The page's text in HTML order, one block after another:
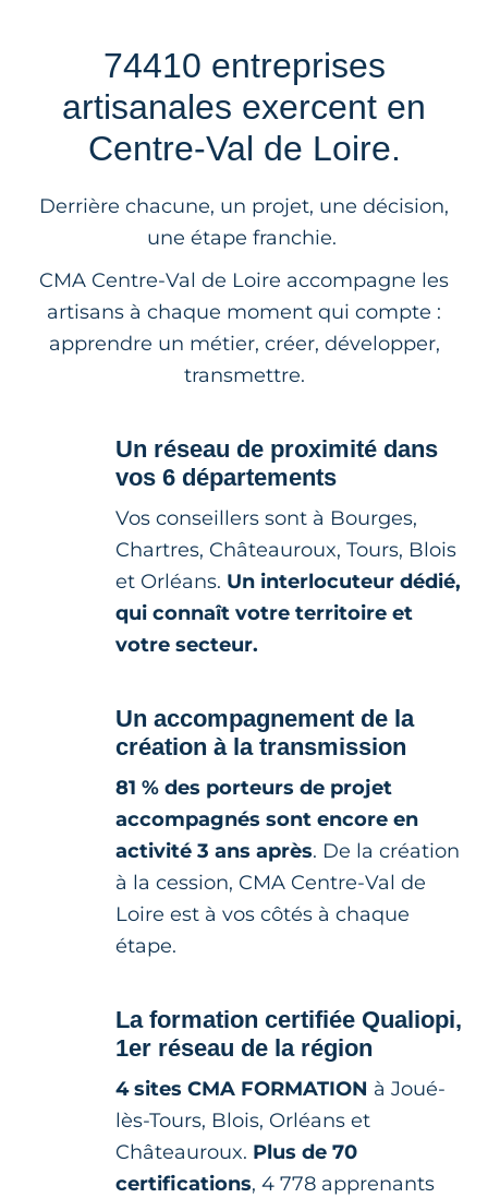
74410 entreprises
artisanales exercent en
Centre-Val de Loire.
Derrière chacune, un projet, une décision,
une étape franchie.
CMA Centre-Val de Loire accompagne les
artisans à chaque moment qui compte :
apprendre un métier, créer, développer,
transmettre.
Un réseau de proximité dans
vos 6 départements
Vos conseillers sont à Bourges,
Chartres, Châteauroux, Tours, Blois
et Orléans. Un interlocuteur dédié,
qui connaît votre territoire et
votre secteur.
Un accompagnement de la
création à la transmission
81 % des porteurs de projet
accompagnés sont encore en
activité 3 ans après. De la création
à la cession, CMA Centre-Val de
Loire est à vos côtés à chaque
étape.
La formation certifiée Qualiopi,
1er réseau de la région
4 sites CMA FORMATION à Joué-
lès-Tours, Blois, Orléans et
Châteauroux. Plus de 70
certifications, 4 778 apprenants